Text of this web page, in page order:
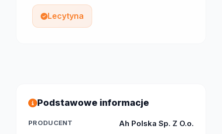
Lecytyna
Podstawowe informacje
PRODUCENT Ah Polska Sp. Z O.o.